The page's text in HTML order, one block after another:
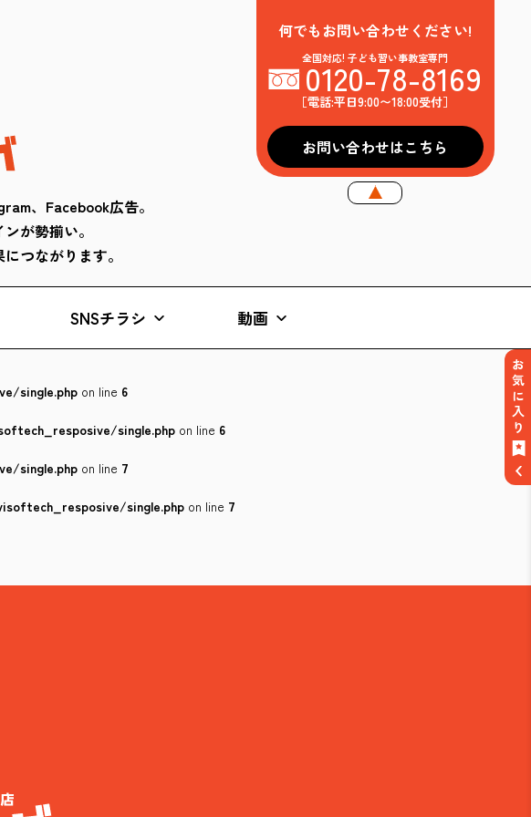
、Facebook広告。
が勢揃い。
つながります。
何でもお問い合わせください!
全国対応! 子ども習い事教室専門
0120-78-8169
［電話:平日9:00〜18:00受付］
お問い合わせはこちら
SNSチラシ 動画
single.php on line 6
single.php on line 6
single.php on line 7
single.php on line 7
お気に入り